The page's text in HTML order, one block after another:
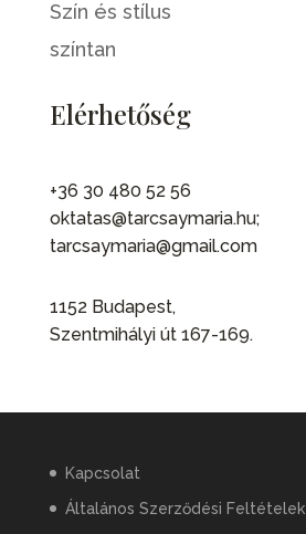
Szín és stílus
színtan
Elérhetőség
+36 30 480 52 56
oktatas@tarcsaymaria.hu;
tarcsaymaria@gmail.com
1152 Budapest,
Szentmihályi út 167-169.
Kapcsolat
Általános Szerződési Feltételek